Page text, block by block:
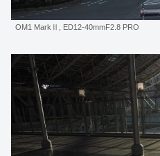
OM1 MarkⅡ, ED12-40mmF2.8 PRO